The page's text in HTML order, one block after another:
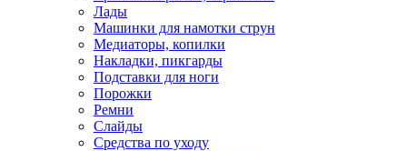
Лады
Машинки для намотки струн
Медиаторы, копилки
Накладки, пикгарды
Подставки для ноги
Порожки
Ремни
Слайды
Средства по уходу